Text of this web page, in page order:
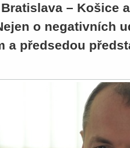
– Košice
o negativních
a předsedou